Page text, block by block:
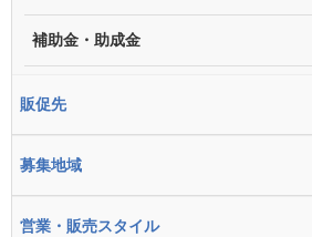
補助金・助成金
販促先
募集地域
営業・販売スタイル